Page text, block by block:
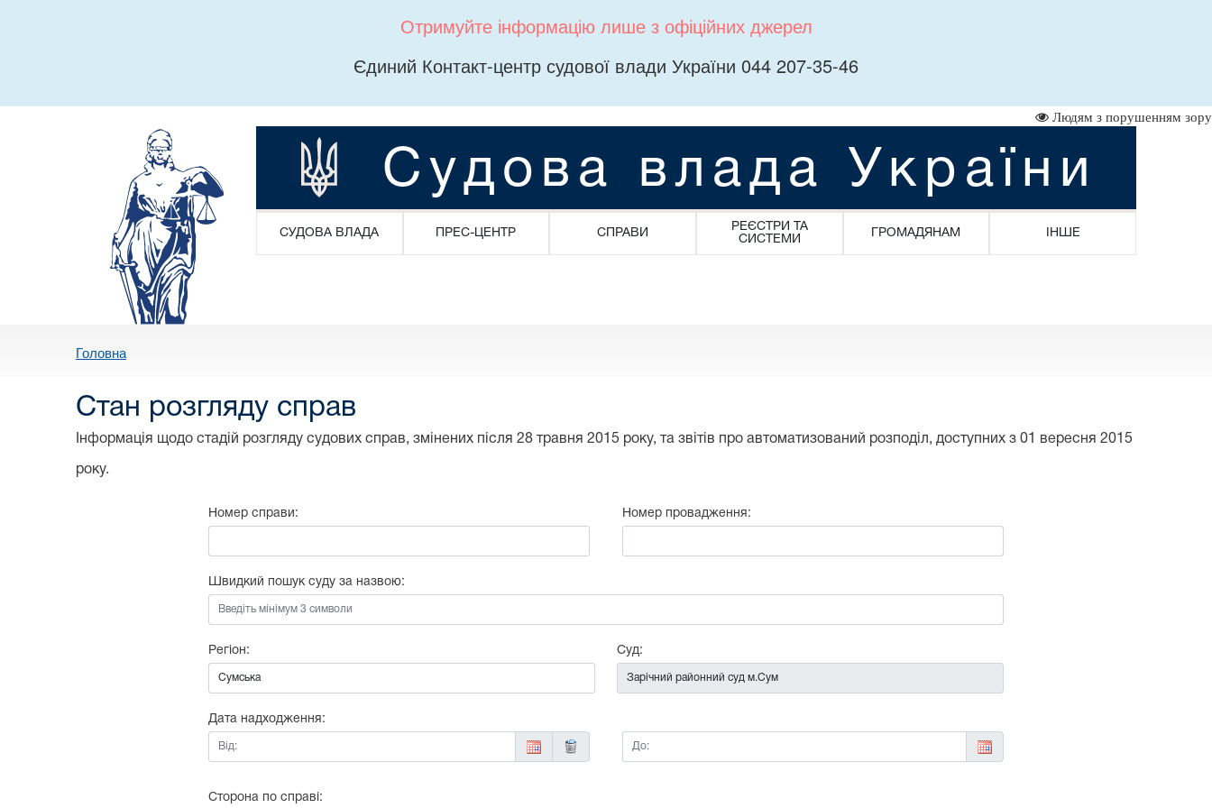
Отримуйте інформацію лише з офіційних джерел
Єдиний Контакт-центр судової влади України 044 207-35-46
Людям з порушенням зору
Судова влада України
СУДОВА ВЛАДА ПРЕС-ЦЕНТР СПРАВИ
РЕЄСТРИ ТА
СИСТЕМИ
ГРОМАДЯНАМ ІНШЕ
Головна
Стан розгляду справ
Інформація щодо стадій розгляду судових справ, змінених після 28 травня 2015 року, та звітів про автоматизований розподіл, доступних з 01 вересня 2015
року.
Номер справи: Номер провадження:
Швидкий пошук суду за назвою:
Регіон: Суд:
Дата надходження:
Від:
До:
Сторона по справі: